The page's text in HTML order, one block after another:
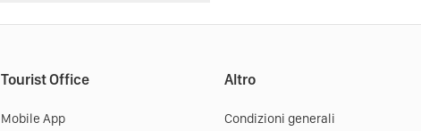
Tourist Office
Mobile App
Altro
Condizioni generali